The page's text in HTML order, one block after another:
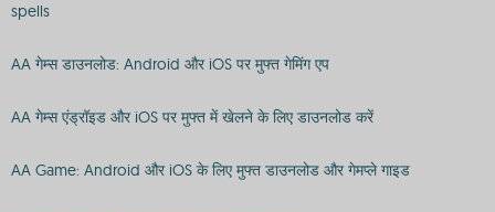
spells
AA गेम्स डाउनलोड: Android और iOS पर मुफ्त गेमिंग एप
AA गेम्स एंड्रॉइड और iOS पर मुफ्त में खेलने के लिए डाउनलोड करें
AA Game: Android और iOS के लिए मुफ्त डाउनलोड और गेमप्ले गाइड